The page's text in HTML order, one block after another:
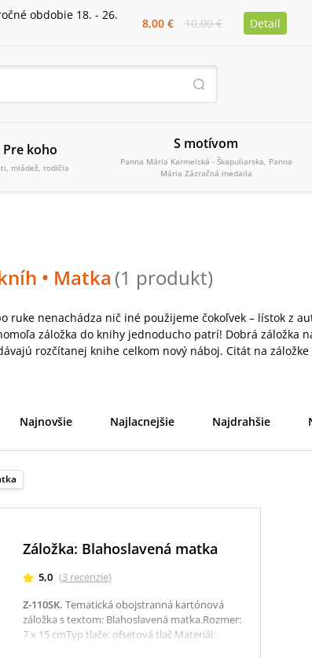
obdobie 18. - 26.
8,00 € 10,00 € Detail
Pre koho
mládež, rodičia
S motívom
Panna Mária Karmelská - Škapuliarska, Panna
Mária Zázračná medaila
• Matka (1 produkt)
ruke nenachádza nič iné použijeme čokoľvek – lístok z
záložka do knihy jednoducho patrí! Dobrá
rozčítanej knihe celkom nový náboj. Citát na
Najnovšie Najlacnejšie Najdrahšie
Záložka: Blahoslavená matka
5,0 (3 recenzie)
Z-110SK. Tematická obojstranná kartónová
záložka s textom: Blahoslavená matka.Rozmer:
7 x 15 cmTyp tlače: ofsetová tlač.Materiál: